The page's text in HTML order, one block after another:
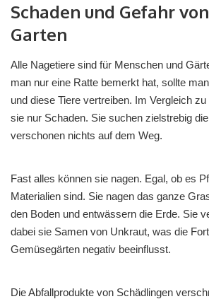
Schaden und Gefahr
Garten
Alle Nagetiere sind für Menschen und
man nur eine Ratte bemerkt hat, sollte
und diese Tiere vertreiben. Im Vergleich
sie nur Schaden. Sie suchen zielstrebig
verschonen nichts auf dem Weg.
Fast alles können sie nagen. Egal, ob es
Materialien sind. Sie nagen das ganze
den Boden und entwässern die Erde. Sie
dabei sie Samen von Unkraut, was die
Gemüsegärten negativ beeinflusst.
Die Abfallprodukte von Schädlingen